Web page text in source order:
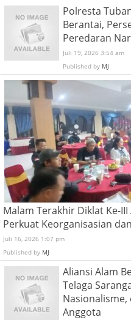
Polresta
Berantai,
Peredaran
Juli 19, 2026 3:54 am
Published by MJ
Malam Terakhir Diklat Ke-
Perkuat Keorganisasian
Juli 16, 2026 1:07 pm
Published by MJ
Aliansi Alam
Telaga
Anggota